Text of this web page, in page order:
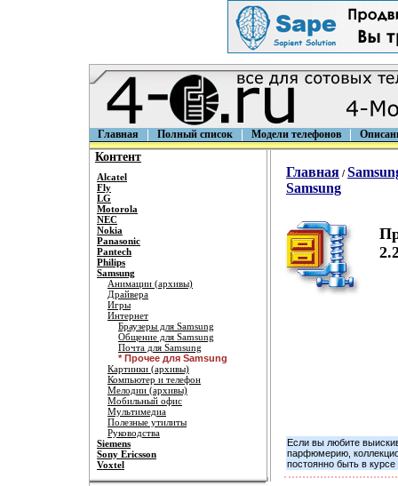
Главная Полный список Модели телефонов
Контент
Alcatel
Fly
LG
Motorola
NEC
Nokia
Panasonic
Pantech
Philips
Samsung
Анимации (архивы)
Драйвера
Игры
Интернет
Браузеры для Samsung
Общение для Samsung
Почта для Samsung
* Прочее для Samsung
Картинки (архивы)
Компьютер и телефон
Мелодии (архивы)
Мобильный офис
Мультимедиа
Полезные утилиты
Руководства
Siemens
Sony Ericsson
Voxtel
Главная /
Samsung
Если вы любите
парфюмерию,
постоянно быть в